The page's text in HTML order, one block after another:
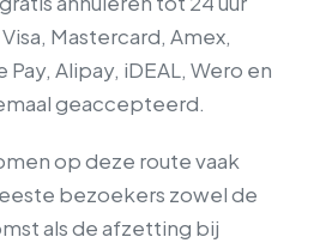
Mastercard, Amex,
Alipay, iDEAL, Wero en
geaccepteerd.
op deze route vaak
bezoekers zowel de
als de afzetting bij